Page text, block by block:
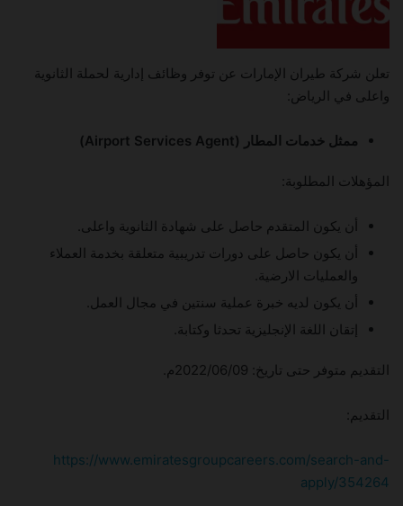
تعلن شركة طيران الإمارات عن توفر وظائف إدارية لحملة الثانوية
واعلى في الرياض:
ممثل خدمات المطار (Airport Services Agent)
المؤهلات المطلوبة:
أن يكون المتقدم حاصل على شهادة الثانوية واعلى.
أن يكون حاصل على دورات تدريبية متعلقة بخدمة العملاء
والعمليات الارضية.
أن يكون لديه خبرة عملية سنتين في مجال العمل.
إتقان اللغة الإنجليزية تحدثا وكتابة.
التقديم متوفر حتى تاريخ: 2022/06/09م.
التقديم:
https://www.emiratesgroupcareers.com/search-and-
apply/354264